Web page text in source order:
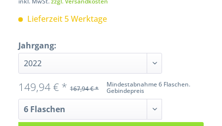
Lieferzeit 5 Werktage
Jahrgang:
Mindestabnahme 6 Flaschen.
Gebindepreis
149,94 € * 167,94 € *